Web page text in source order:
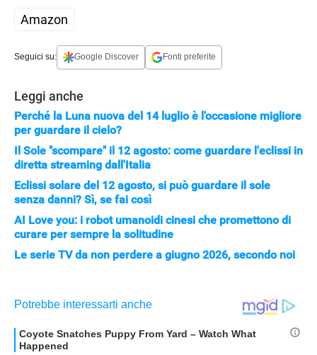
Amazon
Seguici su: Google Discover Fonti preferite
Leggi anche
Perché la Luna nuova del 14 luglio è l'occasione migliore
per guardare il cielo?
Il Sole "scompare" il 12 agosto: come guardare l'eclissi in
diretta streaming dall'Italia
Eclissi solare del 12 agosto, si può guardare il sole
senza danni? Sì, se fai così
AI Love you: i robot umanoidi cinesi che promettono di
curare per sempre la solitudine
Le serie TV da non perdere a giugno 2026, secondo noi